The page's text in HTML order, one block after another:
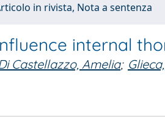
in rivista, Nota a sentenza
internal
Castellazzo, Amelia;